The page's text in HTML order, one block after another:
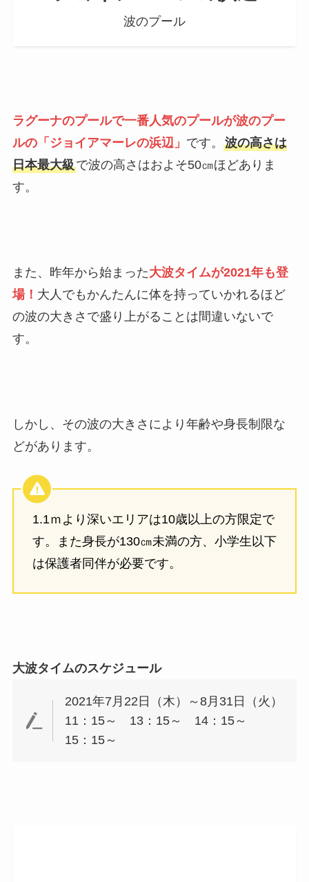
波のプール
ラグーナのプールで一番人気のプールが波のプー
ルの「ジョイアマーレの浜辺」 です。 波の高さは
日本最大級で波の高さはおよそ50㎝ほどありま
す。
また、昨年から始まった大波タイムが2021年も登
場！ 大人でもかんたんに体を持っていかれるほど
の波の大きさで盛り上がることは間違いないで
す。
しかし、その波の大きさにより年齢や身長制限な
どがあります。
1.1ｍより深いエリアは10歳以上の方限定で
す。また身長が130㎝未満の方、小学生以下
は保護者同伴が必要です。
大波タイムのスケジュール
2021年7月22日（木）～8月31日（火）
11：15～ 13：15～ 14：15～
15：15～